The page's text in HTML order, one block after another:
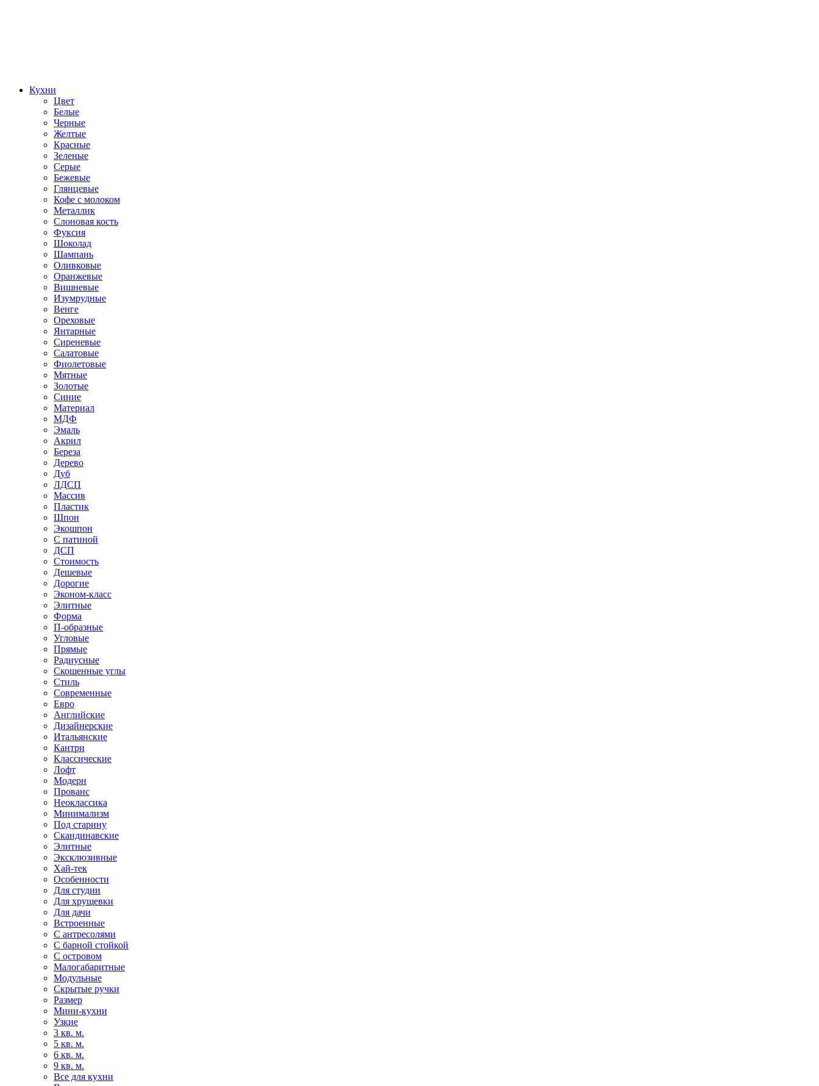
Кухни
Цвет
Белые
Черные
Желтые
Красные
Зеленые
Серые
Бежевые
Глянцевые
Кофе с молоком
Металлик
Слоновая кость
Фуксия
Шоколад
Шампань
Оливковые
Оранжевые
Вишневые
Изумрудные
Венге
Ореховые
Янтарные
Сиреневые
Салатовые
Фиолетовые
Мятные
Золотые
Синие
Материал
МДФ
Эмаль
Акрил
Береза
Дерево
Дуб
ЛДСП
Массив
Пластик
Шпон
Экошпон
С патиной
ДСП
Стоимость
Дешевые
Дорогие
Эконом-класс
Элитные
Форма
П-образные
Угловые
Прямые
Радиусные
Скошенные углы
Стиль
Современные
Евро
Английские
Дизайнерские
Итальянские
Кантри
Классические
Лофт
Модерн
Прованс
Неоклассика
Минимализм
Под старину
Скандинавские
Элитные
Эксклюзивные
Хай-тек
Особенности
Для студии
Для хрущевки
Для дачи
Встроенные
С антресолями
С барной стойкой
С островом
Малогабаритные
Модульные
Скрытые ручки
Размер
Мини-кухни
Узкие
3 кв. м.
5 кв. м.
6 кв. м.
9 кв. м.
Все для кухни